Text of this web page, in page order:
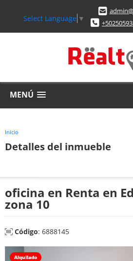
Select Language ▼
MENÚ
Inicio
Detalles del inmueble
oficina en Renta en
zona 10
Código: 6888145
Alquilado